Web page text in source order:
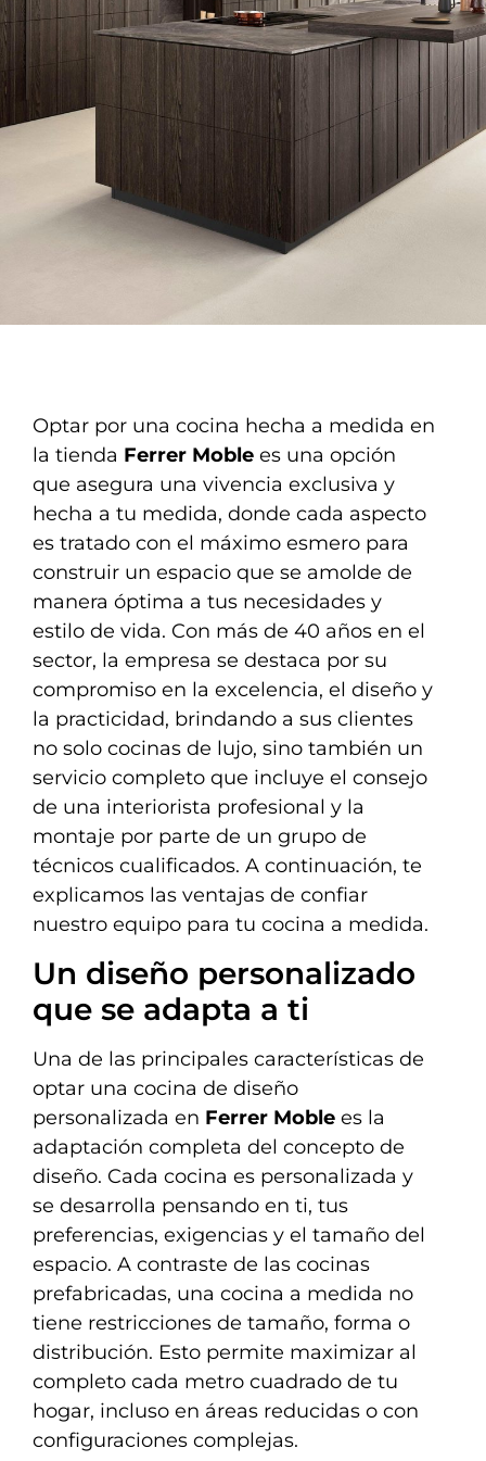
Optar por una cocina hecha a medida en
la tienda Ferrer Moble es una opción
que asegura una vivencia exclusiva y
hecha a tu medida, donde cada aspecto
es tratado con el máximo esmero para
construir un espacio que se amolde de
manera óptima a tus necesidades y
estilo de vida. Con más de 40 años en el
sector, la empresa se destaca por su
compromiso en la excelencia, el diseño y
la practicidad, brindando a sus clientes
no solo cocinas de lujo, sino también un
servicio completo que incluye el consejo
de una interiorista profesional y la
montaje por parte de un grupo de
técnicos cualificados. A continuación, te
explicamos las ventajas de confiar
nuestro equipo para tu cocina a medida.
Un diseño personalizado
que se adapta a ti
Una de las principales características de
optar una cocina de diseño
personalizada en Ferrer Moble es la
adaptación completa del concepto de
diseño. Cada cocina es personalizada y
se desarrolla pensando en ti, tus
preferencias, exigencias y el tamaño del
espacio. A contraste de las cocinas
prefabricadas, una cocina a medida no
tiene restricciones de tamaño, forma o
distribución. Esto permite maximizar al
completo cada metro cuadrado de tu
hogar, incluso en áreas reducidas o con
configuraciones complejas.